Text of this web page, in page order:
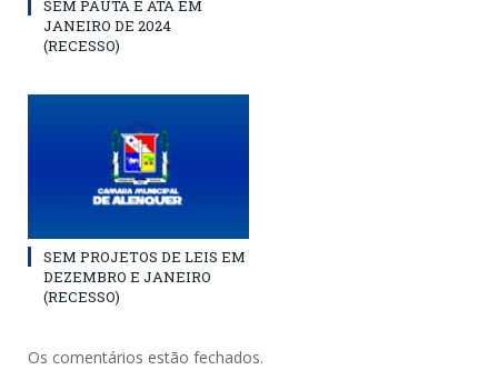
SEM PAUTA E ATA EM
JANEIRO DE 2024
(RECESSO)
SEM PROJETOS DE LEIS EM
DEZEMBRO E JANEIRO
(RECESSO)
Os comentários estão fechados.